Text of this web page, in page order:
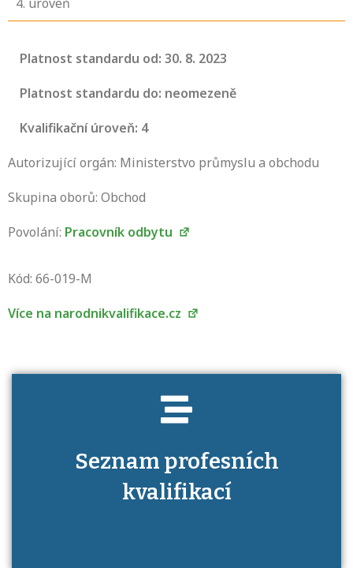
Platnost standardu od: 30. 8. 2023
Platnost standardu do: neomezeně
Kvalifikační úroveň: 4
Autorizující orgán: Ministerstvo průmyslu a obchodu
Skupina oborů: Obchod
Povolání: Pracovník odbytu
Kód: 66-019-M
Více na narodnikvalifikace.cz
Seznam profesních
kvalifikací
Víte, jaké dovednosti musíte pro danou